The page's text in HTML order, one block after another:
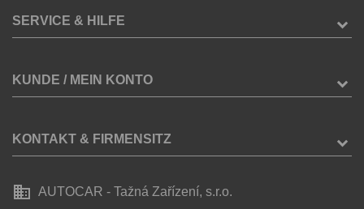
SERVICE & HILFE
KUNDE / MEIN KONTO
KONTAKT & FIRMENSITZ
business AUTOCAR - Tažná Zařízení, s.r.o.